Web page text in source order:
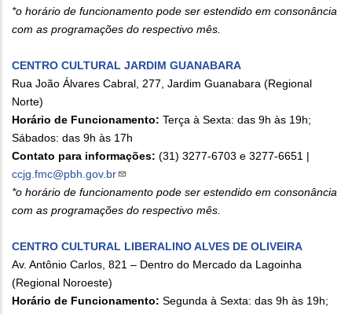
*o horário de funcionamento pode ser estendido em consonância
com as programações do respectivo mês.
CENTRO CULTURAL JARDIM GUANABARA
Rua João Álvares Cabral, 277, Jardim Guanabara (Regional
Norte)
Horário de Funcionamento: Terça à Sexta: das 9h às 19h;
Sábados: das 9h às 17h
Contato para informações: (31) 3277-6703 e 3277-6651 |
ccjg.fmc@pbh.gov.br
*o horário de funcionamento pode ser estendido em consonância
com as programações do respectivo mês.
CENTRO CULTURAL LIBERALINO ALVES DE OLIVEIRA
Av. Antônio Carlos, 821 – Dentro do Mercado da Lagoinha
(Regional Noroeste)
Horário de Funcionamento: Segunda à Sexta: das 9h às 19h;